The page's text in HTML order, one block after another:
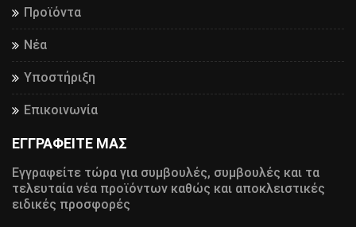
Προϊόντα
Νέα
Υποστήριξη
Επικοινωνία
ΕΓΓΡΑΦΕΙΤΕ ΜΑΣ
Εγγραφείτε τώρα για συμβουλές, συμβουλές και τα
τελευταία νέα προϊόντων καθώς και αποκλειστικές
ειδικές προσφορές